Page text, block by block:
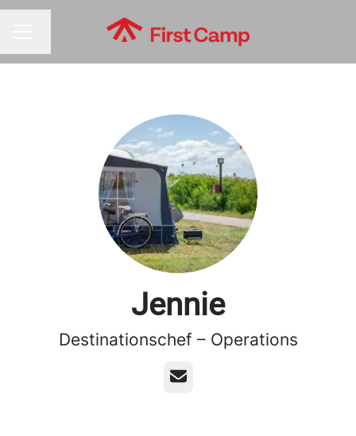
Jennie
Destinationschef – Operations
E-post